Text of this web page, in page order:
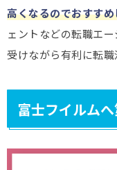
高くなるのでおすす
ェントなどの転職エ
受けながら有利に転職
富士フイルム